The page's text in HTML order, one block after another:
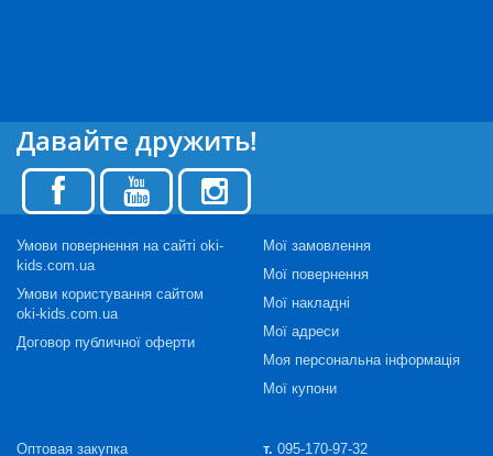
Давайте дружить!
Умови повернення на сайті oki-
kids.com.ua
Умови користування сайтом
oki-kids.com.ua
Договор публичної оферти
Мої замовлення
Мої повернення
Мої накладні
Мої адреси
Моя персональна інформація
Мої купони
Оптовая закупка т. 095-170-97-32